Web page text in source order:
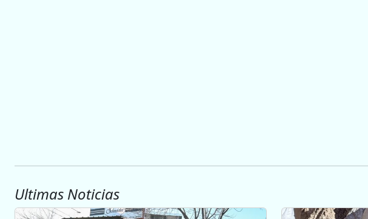
Ultimas Noticias